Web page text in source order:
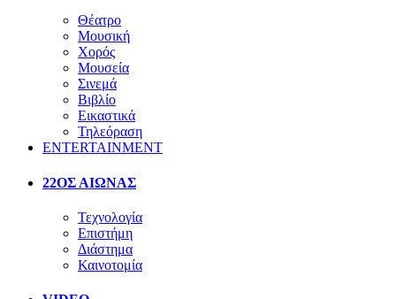
Θέατρο
Μουσική
Χορός
Μουσεία
Σινεμά
Βιβλίο
Εικαστικά
Τηλεόραση
ENTERTAINMENT
22ΟΣ ΑΙΩΝΑΣ
Τεχνολογία
Επιστήμη
Διάστημα
Καινοτομία